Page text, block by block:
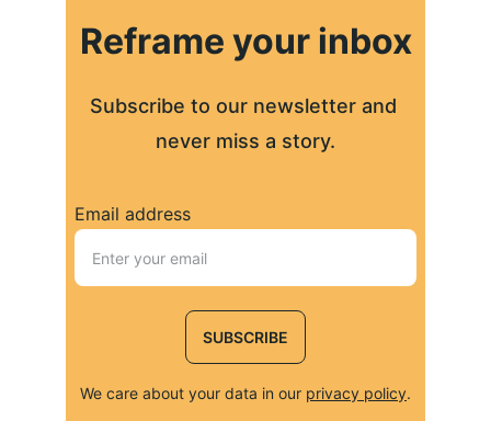
Reframe your inbox
Subscribe to our newsletter and
never miss a story.
Email address
SUBSCRIBE
We care about your data in our privacy policy.